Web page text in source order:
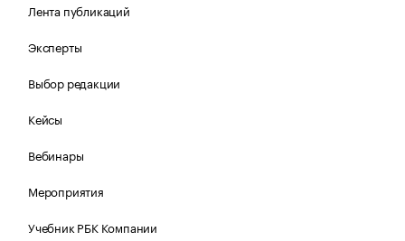
Лента публикаций
Эксперты
Выбор редакции
Кейсы
Вебинары
Мероприятия
Учебник РБК Компании